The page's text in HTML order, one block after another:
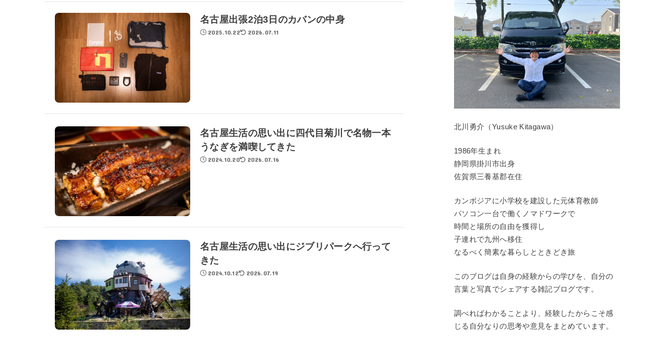
名古屋出張2泊3日のカバンの中身
2025.10.22 2026.07.11
名古屋生活の思い出に四代目菊川で名物一本
うなぎを満喫してきた
2024.10.20 2026.07.16
名古屋生活の思い出にジブリパークへ行って
きた
2024.10.12 2026.07.19
北川勇介（Yusuke Kitagawa）
1986年生まれ
静岡県掛川市出身
佐賀県三養基郡在住
カンボジアに小学校を建設した元体育教師
パソコン一台で働くノマドワークで
時間と場所の自由を獲得し
子連れで九州へ移住
なるべく簡素な暮らしとときどき旅
このブログは自身の経験からの学びを、自分の
言葉と写真でシェアする雑記ブログです。
調べればわかることより、経験したからこそ感
じる自分なりの思考や意見をまとめています。